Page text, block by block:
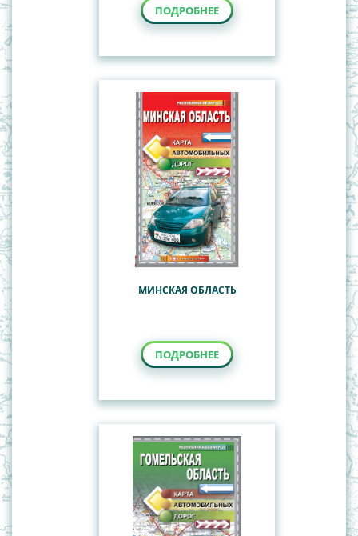
ПОДРОБНЕЕ
МИНСКАЯ ОБЛАСТЬ
ПОДРОБНЕЕ